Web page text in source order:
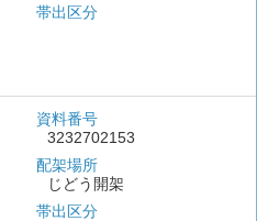
帯出区分
資料番号
3232702153
配架場所
じどう開架
帯出区分